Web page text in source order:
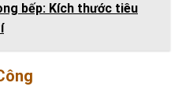
bếp: Kích thước tiêu